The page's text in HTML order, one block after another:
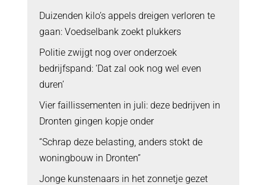
Duizenden kilo’s appels dreigen verloren te
gaan: Voedselbank zoekt plukkers
Politie zwijgt nog over onderzoek
bedrijfspand: ‘Dat zal ook nog wel even
duren’
Vier faillissementen in juli: deze bedrijven in
Dronten gingen kopje onder
“Schrap deze belasting, anders stokt de
woningbouw in Dronten”
Jonge kunstenaars in het zonnetje gezet